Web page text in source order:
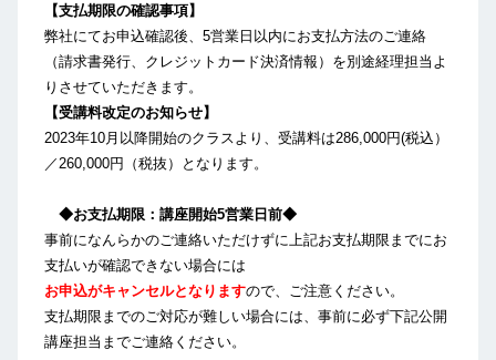
【支払期限の確認事項】
弊社にてお申込確認後、5営業日以内にお支払方法のご連絡
（請求書発行、クレジットカード決済情報）を別途経理担当よ
りさせていただきます。
【受講料改定のお知らせ】
2023年10月以降開始のクラスより、受講料は286,000円(税込）
／260,000円（税抜）となります。
◆お支払期限：講座開始5営業日前◆
事前になんらかのご連絡いただけずに上記お支払期限までにお
支払いが確認できない場合には
お申込がキャンセルとなりますので、ご注意ください。
支払期限までのご対応が難しい場合には、事前に必ず下記公開
講座担当までご連絡ください。